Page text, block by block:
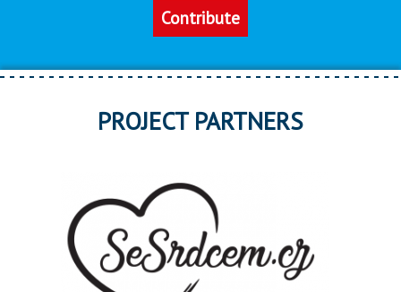
Contribute
PROJECT PARTNERS